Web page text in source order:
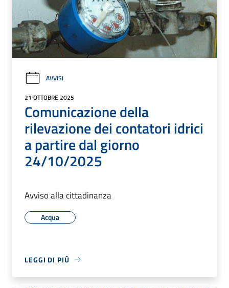
AVVISI
21 OTTOBRE 2025
Comunicazione della
rilevazione dei contatori idrici
a partire dal giorno
24/10/2025
Avviso alla cittadinanza
Acqua
LEGGI DI PIÙ